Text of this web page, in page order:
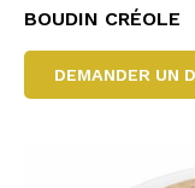
BOUDIN CRÉOLE
DEMANDER UN